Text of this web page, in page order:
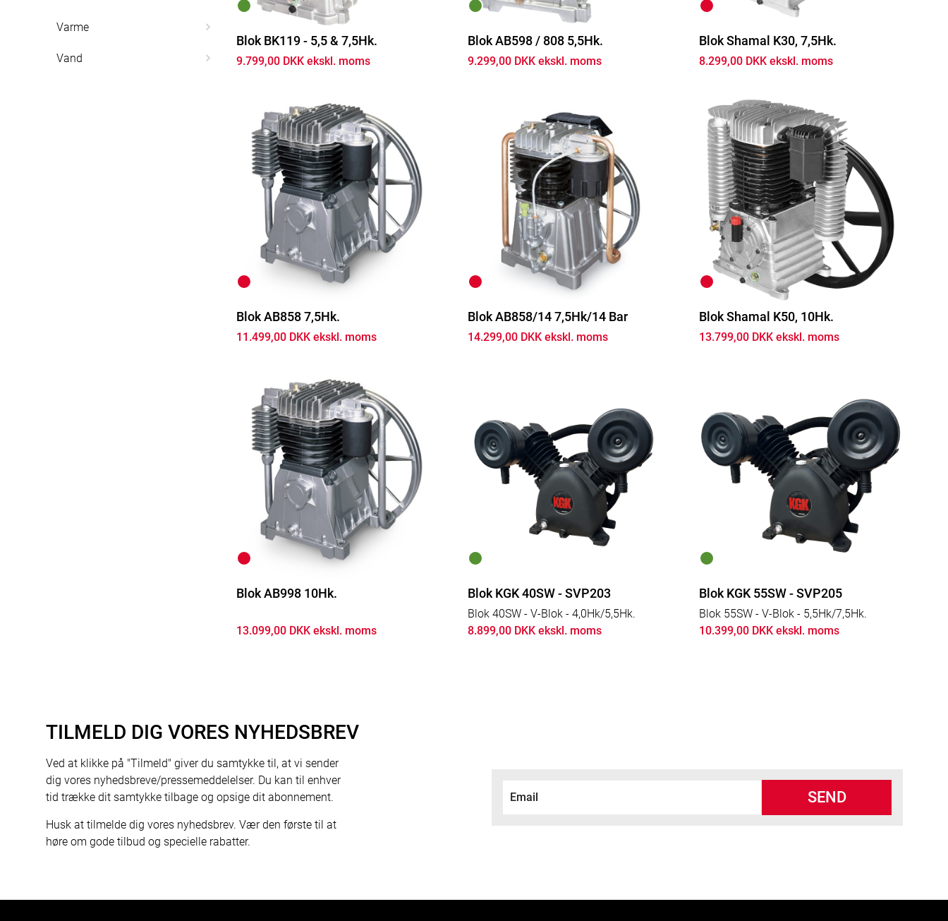
Varme
Vand
Blok BK119 - 5,5 & 7,5Hk.
9.799,00 DKK ekskl. moms
Blok AB598 / 808 5,5Hk.
9.299,00 DKK ekskl. moms
Blok Shamal K30, 7,5Hk.
8.299,00 DKK ekskl. moms
Blok AB858 7,5Hk.
11.499,00 DKK ekskl. moms
Blok AB858/14 7,5Hk/14 Bar
14.299,00 DKK ekskl. moms
Blok Shamal K50, 10Hk.
13.799,00 DKK ekskl. moms
Blok AB998 10Hk.
13.099,00 DKK ekskl. moms
Blok KGK 40SW - SVP203
Blok 40SW - V-Blok - 4,0Hk/5,5Hk.
8.899,00 DKK ekskl. moms
Blok KGK 55SW - SVP205
Blok 55SW - V-Blok - 5,5Hk/7,5Hk.
10.399,00 DKK ekskl. moms
TILMELD DIG VORES NYHEDSBREV
Ved at klikke på "Tilmeld" giver du samtykke til, at vi sender
dig vores nyhedsbreve/pressemeddelelser. Du kan til enhver
tid trække dit samtykke tilbage og opsige dit abonnement.
Husk at tilmelde dig vores nyhedsbrev. Vær den første til at
høre om gode tilbud og specielle rabatter.
SEND